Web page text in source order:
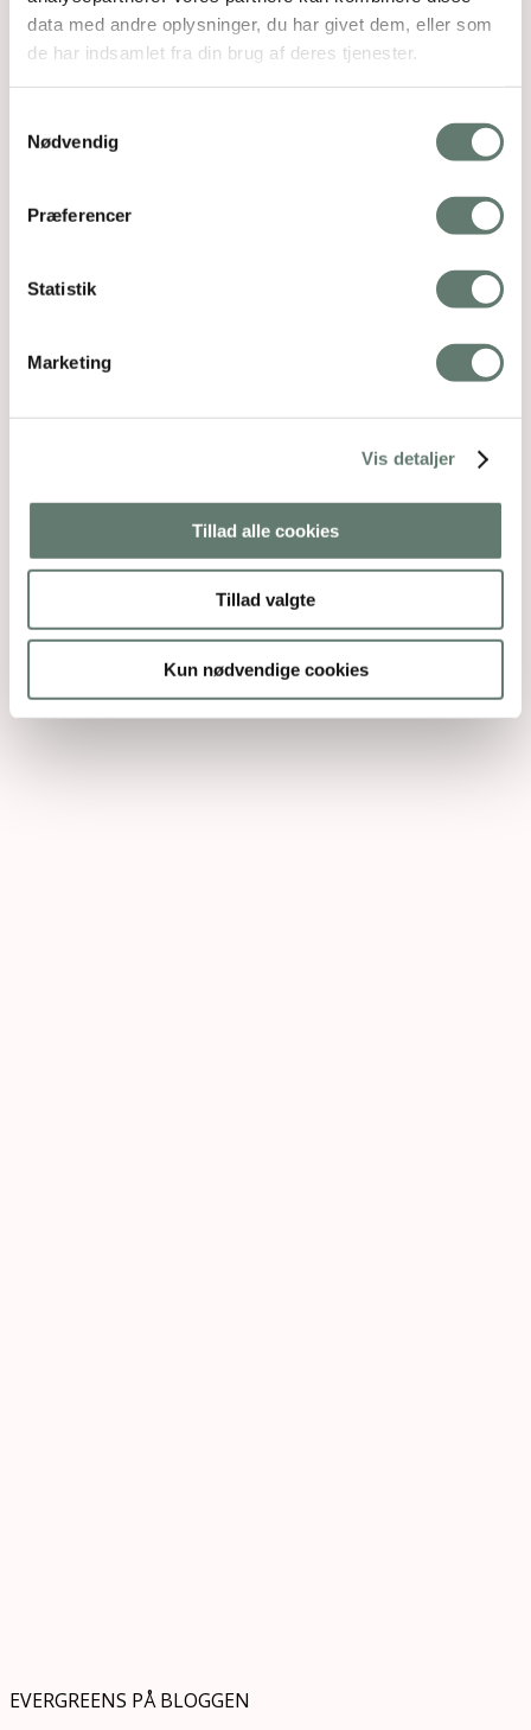
data med andre oplysninger, du har givet dem, eller som
de har indsamlet fra din brug af deres tjenester.
Nødvendig
Præferencer
Statistik
Marketing
Vis detaljer
Tillad alle cookies
Tillad valgte
Kun nødvendige cookies
EVERGREENS PÅ BLOGGEN